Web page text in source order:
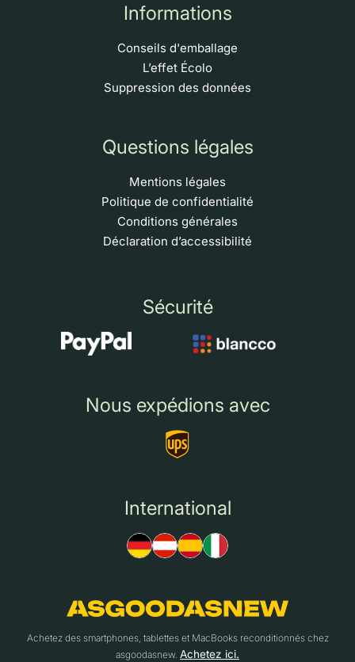
Informations
Conseils d'emballage
L’effet Écolo
Suppression des données
Questions légales
Mentions légales
Politique de confidentialité
Conditions générales
Déclaration d’accessibilité
Sécurité
Nous expédions avec
International
Achetez des smartphones, tablettes et MacBooks reconditionnés chez
asgoodasnew. Achetez ici.